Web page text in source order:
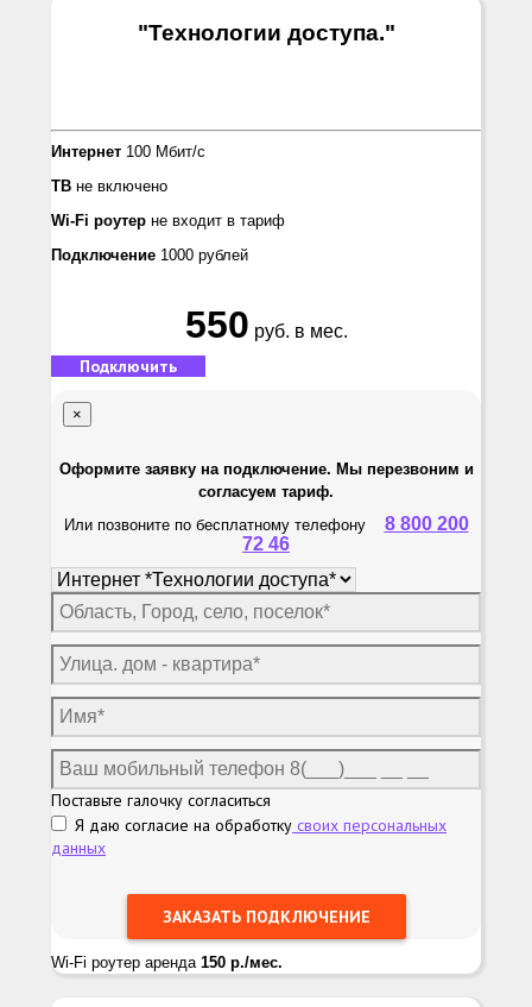
"Технологии доступа."
Интернет 100 Мбит/с
ТВ не включено
Wi-Fi роутер не входит в тариф
Подключение 1000 рублей
550 руб. в мес.
Подключить
×
Оформите заявку на подключение. Мы перезвоним и
согласуем тариф.
Или позвоните по бесплатному телефону 8 800 200
72 46
Поставьте галочку согласиться
Я даю согласие на обработку своих персональных
данных
Wi-Fi роутер аренда 150 р./мес.